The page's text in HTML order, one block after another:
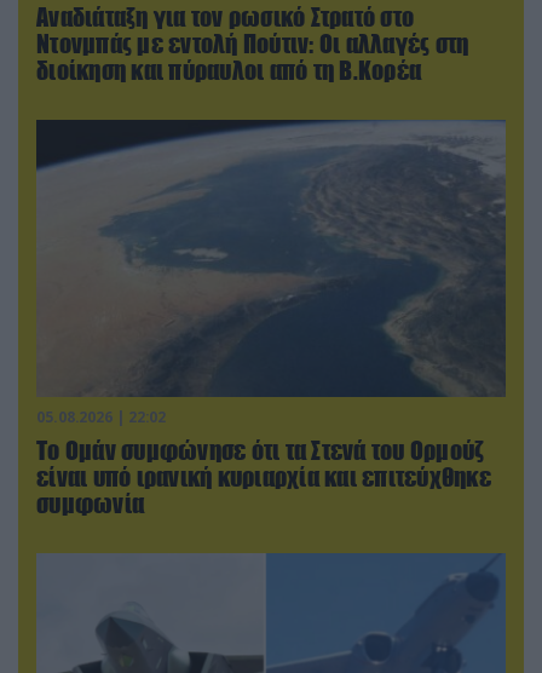
Αναδιάταξη για τον ρωσικό Στρατό στο
Ντονμπάς με εντολή Πούτιν: Οι αλλαγές στη
διοίκηση και πύραυλοι από τη Β.Κορέα
05.08.2026 | 22:02
Το Ομάν συμφώνησε ότι τα Στενά του Ορμούζ
είναι υπό ιρανική κυριαρχία και επιτεύχθηκε
συμφωνία